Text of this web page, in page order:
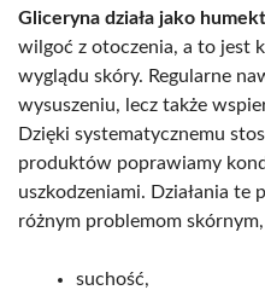
Gliceryna działa jako
wilgoć z otoczenia, a to jest
wyglądu skóry. Regularne
wysuszeniu, lecz także
Dzięki systematycznemu
produktów poprawiamy
uszkodzeniami. Działania te
różnym problemom
suchość,